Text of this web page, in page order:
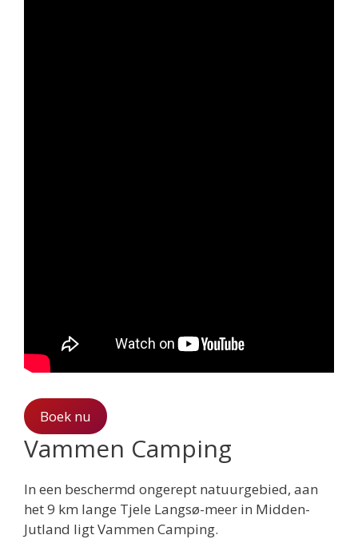
Boek nu
Vammen Camping
In een beschermd ongerept natuurgebied, aan
het 9 km lange Tjele Langsø-meer in Midden-
Jutland ligt Vammen Camping.